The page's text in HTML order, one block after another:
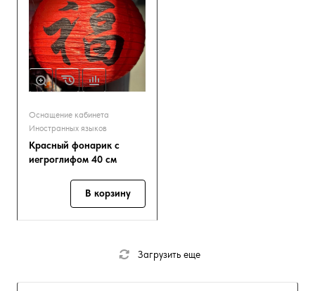
Оснащение кабинета
Иностранных языков
Красный фонарик с
иегроглифом 40 см
В корзину
Загрузить еще